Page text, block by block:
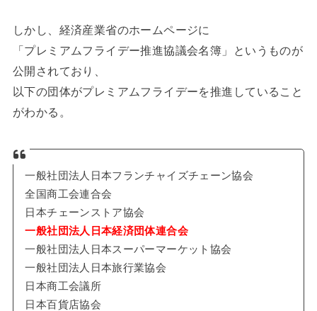
しかし、経済産業省のホームページに
「プレミアムフライデー推進協議会名簿」というものが
公開されており、
以下の団体がプレミアムフライデーを推進していること
がわかる。
一般社団法人日本フランチャイズチェーン協会
全国商工会連合会
日本チェーンストア協会
一般社団法人日本経済団体連合会
一般社団法人日本スーパーマーケット協会
一般社団法人日本旅行業協会
日本商工会議所
日本百貨店協会